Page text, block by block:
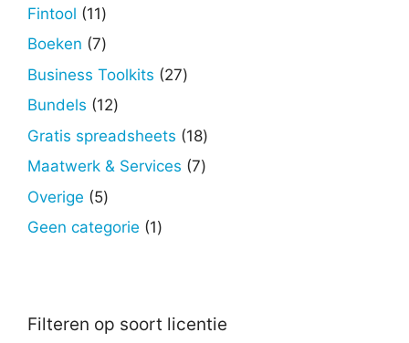
Fintool 1111
producten
Boeken 77
producten
Business Toolkits 2727
Bundels 1212
producten
Gratis spreadsheets 1818
producten
Maatwerk & Services 77
Overige 55
producten
Geen categorie 11
Filteren op soort licentie